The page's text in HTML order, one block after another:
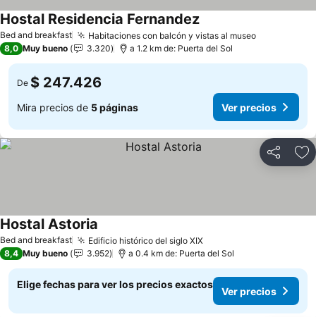
Bed and breakfast Habitaciones con balcón y vistas al museo
Hostal Residencia Fernandez
8,0 Muy bueno 3.320 a 1.2 km de: Puerta del Sol
De $ 247.426
Mira precios de 5 páginas Ver precios
Compartir
Bed and breakfast Edificio histórico del siglo XIX
Hostal Astoria
8,4 Muy bueno 3.952 a 0.4 km de: Puerta del Sol
Elige fechas para ver los precios exactos
Ver precios